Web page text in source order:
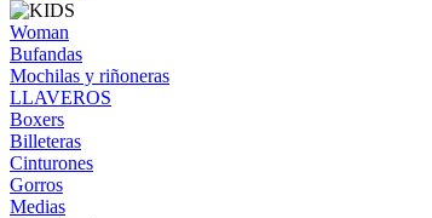
Woman
Bufandas
Mochilas y riñoneras
LLAVEROS
Boxers
Billeteras
Cinturones
Gorros
Medias